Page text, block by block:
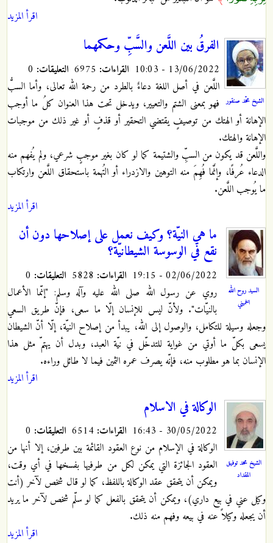
اقرأ المزيد
الشيخ محمّد صنقور
الفرقُ بين اللَّعن والسَّبِّ وحكمهما
13/06/2022 - 10:03 القراءات: التعليقات:
اللَّعن في أصل اللغة دعاءٌ بالطرد من رحمة الله تعالى، وأما السبُّ
فهو بمعنى الشتم والتعيير، ويدخل تحت هذا العنوان كلُ ما أوجب
الإهانة أو الهتك من توصيفٍ يقتضي التحقير أو قذفٍ أو غير ذلك من موجبات
الإهانة والهتك.
واللَّعن قد يكون من السبِّ والشتيمة كما لو كان بغير موجبٍ شرعي، ولم يُفهم منه
الدعاء عُرفًا، وإنَّما فُهِمَ منه التوهين والازدراء أو التُهمة باستحقاق اللَّعن وارتكاب
ما يُوجب اللَّعن.
اقرأ المزيد
السيد روح الله
الخميني
ما هي النيّة؟ وكيف نعمل على إصلاحها دون أن
نقع في الوسوسة الشيطانيّة؟
02/06/2022 - 19:15 القراءات: التعليقات:
روي عن رسول الله صلى الله عليه وآله وسلم: "إنّما الأعمال
بالنيّات". ولأنّ ليس للإنسان إلّا ما سعى، فإنّ طريق السعي
وجعله وسيلة للتكامل، والوصول إلى الله، يبدأ من إصلاح النيّة، إلّا أنّ الشيطان
يسعى بكلّ ما أوتي من غواية للتدخّل في نيّة العبد، وبدل أن يهتمّ مثل هذا
الإنسان بما هو مطلوب منه، فإنّه يصرف عمره الثمين فيما لا طائل وراءه.
اقرأ المزيد
الشيخ محمد توفيق
المقداد
الوكالة في الاسلام
30/05/2022 - 16:43 القراءات: التعليقات:
الوكالة في الإسلام من نوع العقود القائمة بين طرفين، إلا أنها من
العقود الجائزة التي يمكن لكل من طرفيها بفسخها في أي وقت،
ويمكن أن يتحقق عقد الوكالة باللفظ، كما لو قال شخص لآخر (أنت
وكيل عني في بيع داري)، ويمكن أن يتحقق بالفعل كما لو سلّم شخص لآخر ما يريد
أن يجعله وكيلاً عنه في بيعه وفهم منه ذلك.
اقرأ المزيد